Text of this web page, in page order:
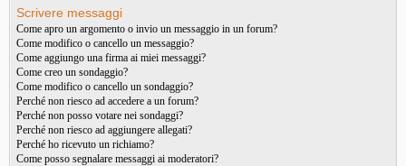
Scrivere messaggi
Come apro un argomento o invio un messaggio in un forum?
Come modifico o cancello un messaggio?
Come aggiungo una firma ai miei messaggi?
Come creo un sondaggio?
Come modifico o cancello un sondaggio?
Perché non riesco ad accedere a un forum?
Perché non posso votare nei sondaggi?
Perché non riesco ad aggiungere allegati?
Perché ho ricevuto un richiamo?
Come posso segnalare messaggi ai moderatori?